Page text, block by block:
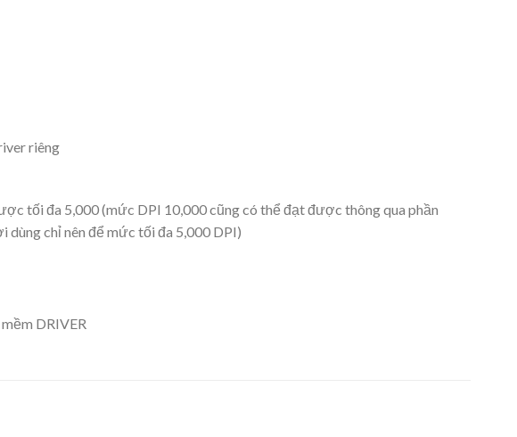
riêng
tối đa 5,000 (mức DPI 10,000 cũng có thể đạt được thông qua phần
dùng chỉ nên để mức tối đa 5,000 DPI)
DRIVER